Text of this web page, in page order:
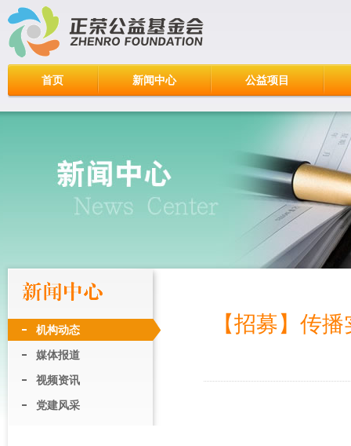
首页 新闻中心 公益项目
机构动态
媒体报道
视频资讯
党建风采
【招募】传